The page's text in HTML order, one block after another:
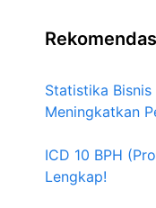
Statistika
Meningkatkan
ICD 10 BPH
Lengkap!